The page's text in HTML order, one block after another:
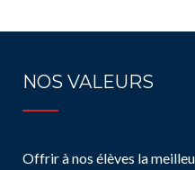
NOS VALEURS
Offrir à nos élèves la